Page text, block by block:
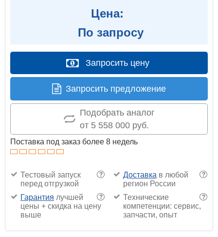
Цена:
По запросу
Запросить цену
Запросить предложение
Подобрать аналог
от 5 558 000 руб.
Поставка под заказ более 8 недель
?
Тестовый запуск
перед отгрузкой
?
Доставка в любой
регион России
?
Гарантия лучшей
цены + скидка на цену
выше
?
Технические
компетенции: сервис,
запчасти, опыт